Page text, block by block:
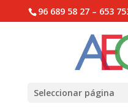
Abrir barra de herramientas
96 689 58 27 – 653
Seleccionar página